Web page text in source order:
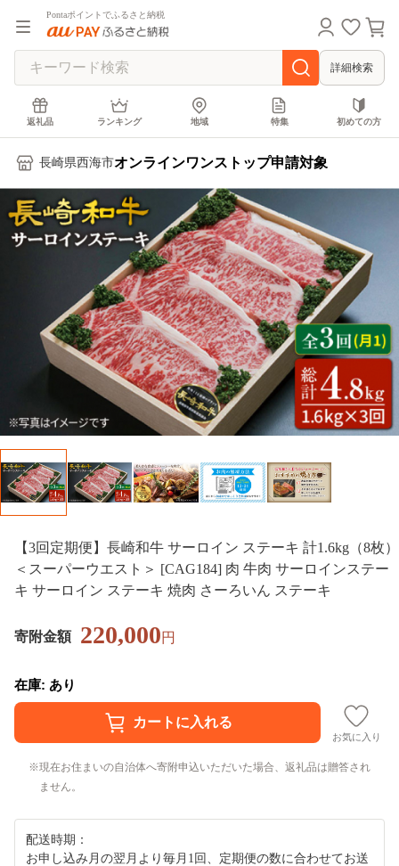
Pontaポイントでふるさと納税
詳細検索
返礼品 ランキング 地域 特集 初めての方
長崎県西海市オンラインワンストップ申請対象
【3回定期便】長崎和牛 サーロイン ステーキ 計1.6kg（8枚）
＜スーパーウエスト＞ [CAG184] 肉 牛肉 サーロインステー
キ サーロイン ステーキ 焼肉 さーろいん ステーキ
寄附金額 220,000円
在庫: あり
お気に入り
現在お住まいの自治体へ寄附申込いただいた場合、返礼品は贈答され
ません。
配送時期：
お申し込み月の翌月より毎月1回、定期便の数に合わせてお送